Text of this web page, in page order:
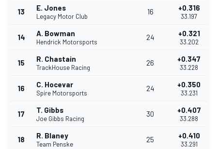
13 E. Jones
Legacy Motor Club
16 +0.316
33.197
14 A. Bowman
Hendrick Motorsports
24 +0.321
33.202
15 R. Chastain
TrackHouse Racing
26 +0.347
33.228
16 C. Hocevar
Spire Motorsports
24 +0.350
33.231
17 T. Gibbs
Joe Gibbs Racing
30 +0.407
33.288
18 R. Blaney
Team Penske
25 +0.410
33.291